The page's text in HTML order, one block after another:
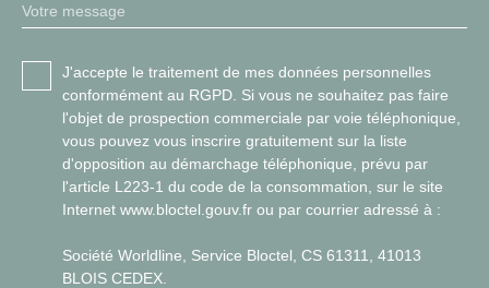
Votre message
J'accepte le traitement de mes données personnelles
conformément au RGPD. Si vous ne souhaitez pas faire
l'objet de prospection commerciale par voie téléphonique,
vous pouvez vous inscrire gratuitement sur la liste
d'opposition au démarchage téléphonique, prévu par
l'article L223-1 du code de la consommation, sur le site
Internet www.bloctel.gouv.fr ou par courrier adressé à :
Société Worldline, Service Bloctel, CS 61311, 41013
BLOIS CEDEX.